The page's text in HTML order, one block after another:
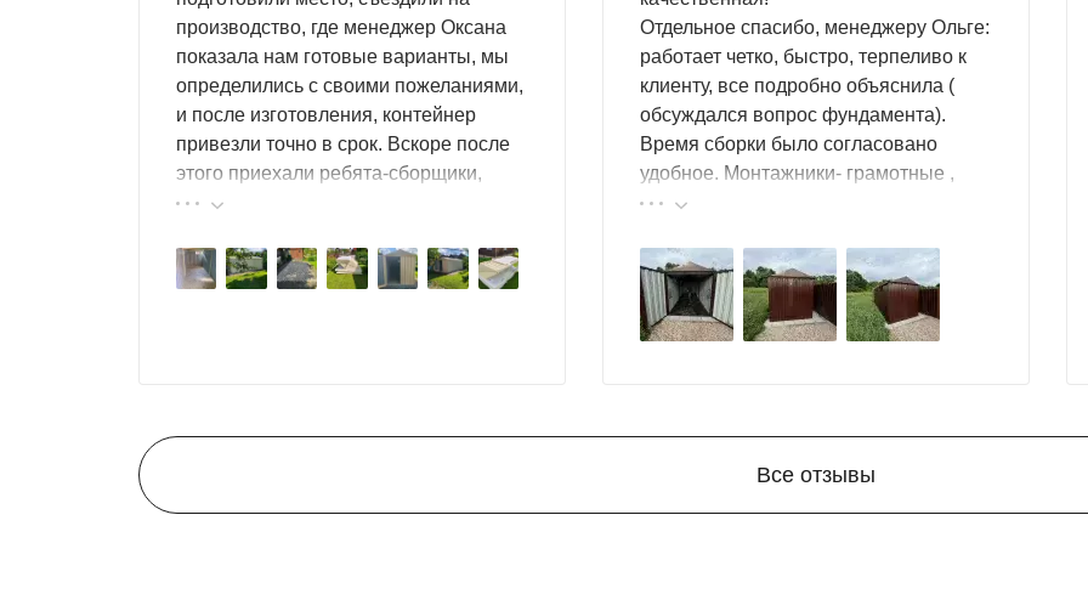
А чтобы контейнер радовал глаз и украшал участок, выберите для него уникальное оформление,
классический – оцинкованная сталь;
оформление в одном или нескольких цветах палитры RAL;
нанесение печатного рисунка (граффити).
Для монтажа контейнеров SKOGGY не требуется подготовка фундамента, достаточно установить
производство, где менеджер Оксана
показала нам готовые варианты, мы
определились с своими пожеланиями,
и после изготовления, контейнер
привезли точно в срок. Вскоре после
этого приехали ребята-сборщики,
быстро, за пару часов, всё собрали.
поэтому всем советуем эту фирму.
Отдельное спасибо, менеджеру Ольге:
работает четко, быстро, терпеливо к
клиенту, все подробно объяснила (
обсуждался вопрос фундамента).
Время сборки было согласовано
удобное. Монтажники- грамотные ,
культурные ребята. Спасибо компании
большой выбор продукции, реальные
цены.
Все отзывы